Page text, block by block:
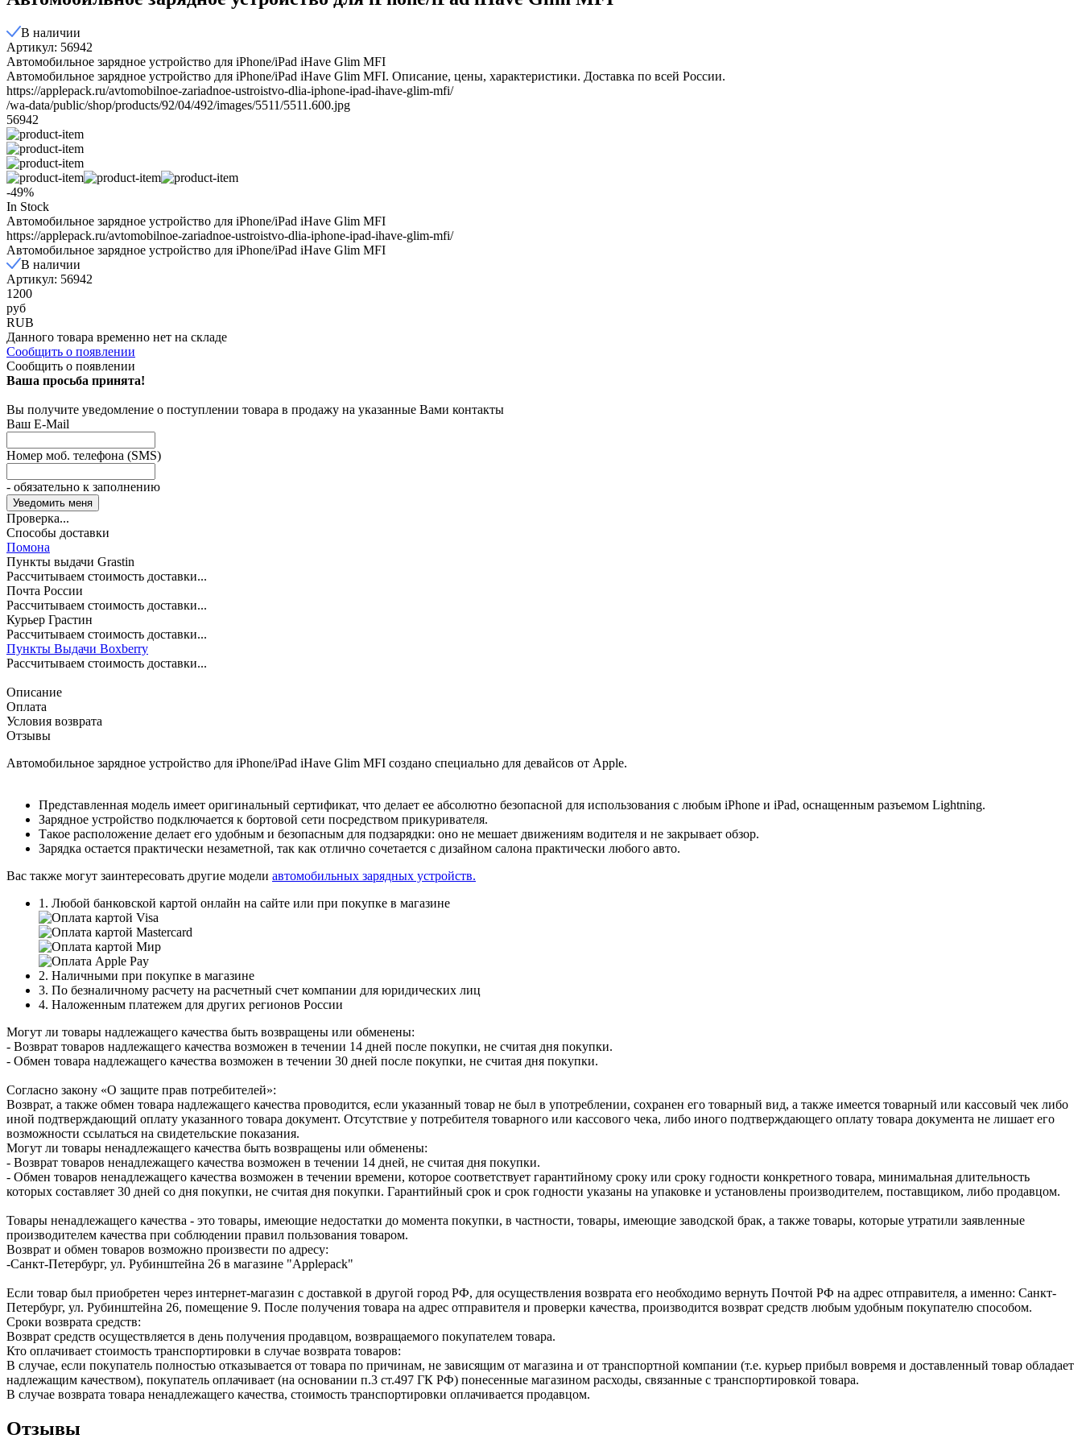
В наличии
Артикул: 56942
Автомобильное зарядное устройство для iPhone/iPad iHave Glim MFI
Автомобильное зарядное устройство для iPhone/iPad iHave Glim MFI. Описание, цены, характеристики. Доставка по всей России.
https://applepack.ru/avtomobilnoe-zariadnoe-ustroistvo-dlia-iphone-ipad-ihave-glim-mfi/
/wa-data/public/shop/products/92/04/492/images/5511/5511.600.jpg
56942
-49%
In Stock
Автомобильное зарядное устройство для iPhone/iPad iHave Glim MFI
https://applepack.ru/avtomobilnoe-zariadnoe-ustroistvo-dlia-iphone-ipad-ihave-glim-mfi/
Автомобильное зарядное устройство для iPhone/iPad iHave Glim MFI
В наличии
Артикул: 56942
1200
руб
RUB
Данного товара временно нет на складе
Сообщить о появлении
Сообщить о появлении
Ваша просьба принята!
Вы получите уведомление о поступлении товара в продажу на указанные Вами контакты
Ваш E-Mail
Номер моб. телефона (SMS)
- обязательно к заполнению
Проверка...
Способы доставки
Помона
Пункты выдачи Grastin
Рассчитываем стоимость доставки...
Почта России
Рассчитываем стоимость доставки...
Курьер Грастин
Рассчитываем стоимость доставки...
Пункты Выдачи Boxberry
Рассчитываем стоимость доставки...
Описание
Оплата
Условия возврата
Отзывы
Автомобильное зарядное устройство для iPhone/iPad iHave Glim MFI создано специально для девайсов от Apple.
Представленная модель имеет оригинальный сертификат, что делает ее абсолютно безопасной для использования с любым iPhone и iPad, оснащенным разъемом Lightning.
Зарядное устройство подключается к бортовой сети посредством прикуривателя.
Такое расположение делает его удобным и безопасным для подзарядки: оно не мешает движениям водителя и не закрывает обзор.
Зарядка остается практически незаметной, так как отлично сочетается с дизайном салона практически любого авто.
Вас также могут заинтересовать другие модели автомобильных зарядных устройств.
1. Любой банковской картой онлайн на сайте или при покупке в магазине
2. Наличными при покупке в магазине
3. По безналичному расчету на расчетный счет компании для юридических лиц
4. Наложенным платежем для других регионов России
Могут ли товары надлежащего качества быть возвращены или обменены:
- Возврат товаров надлежащего качества возможен в течении 14 дней после покупки, не считая дня покупки.
- Обмен товара надлежащего качества возможен в течении 30 дней после покупки, не считая дня покупки.
Согласно закону «О защите прав потребителей»:
Возврат, а также обмен товара надлежащего качества проводится, если указанный товар не был в употреблении, сохранен его товарный вид, а также имеется товарный или кассовый чек либо
иной подтверждающий оплату указанного товара документ. Отсутствие у потребителя товарного или кассового чека, либо иного подтверждающего оплату товара документа не лишает его
возможности ссылаться на свидетельские показания.
Могут ли товары ненадлежащего качества быть возвращены или обменены:
- Возврат товаров ненадлежащего качества возможен в течении 14 дней, не считая дня покупки.
- Обмен товаров ненадлежащего качества возможен в течении времени, которое соответствует гарантийному сроку или сроку годности конкретного товара, минимальная длительность
которых составляет 30 дней со дня покупки, не считая дня покупки. Гарантийный срок и срок годности указаны на упаковке и установлены производителем, поставщиком, либо продавцом.
Товары ненадлежащего качества - это товары, имеющие недостатки до момента покупки, в частности, товары, имеющие заводской брак, а также товары, которые утратили заявленные
производителем качества при соблюдении правил пользования товаром.
Возврат и обмен товаров возможно произвести по адресу:
-Санкт-Петербург, ул. Рубинштейна 26 в магазине "Applepack"
Если товар был приобретен через интернет-магазин с доставкой в другой город РФ, для осуществления возврата его необходимо вернуть Почтой РФ на адрес отправителя, а именно: Санкт-
Петербург, ул. Рубинштейна 26, помещение 9. После получения товара на адрес отправителя и проверки качества, производится возврат средств любым удобным покупателю способом.
Сроки возврата средств:
Возврат средств осуществляется в день получения продавцом, возвращаемого покупателем товара.
Кто оплачивает стоимость транспортировки в случае возврата товаров:
В случае, если покупатель полностью отказывается от товара по причинам, не зависящим от магазина и от транспортной компании (т.е. курьер прибыл вовремя и доставленный товар обладает
надлежащим качеством), покупатель оплачивает (на основании п.3 ст.497 ГК РФ) понесенные магазином расходы, связанные с транспортировкой товара.
В случае возврата товара ненадлежащего качества, стоимость транспортировки оплачивается продавцом.
Отзывы